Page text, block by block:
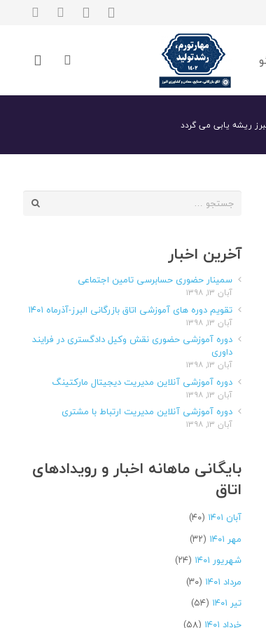
ریشه یابی می گردد
جستجو
آخرین اخبار
سمینار حضوری حسابرسی تامین اجتماعی
آبان ۱۳, ۱۳۹۸
تقویم دوره های آموزشی اتاق بازرگانی البرز-آذرماه ۱۴۰۱
آبان ۱۳, ۱۳۹۸
دوره آموزشی حضوری نقش وکیل دادگستری در فرایند
داوری
آبان ۱۳, ۱۳۹۸
دوره آموزشی آنلاین مدیریت دیجیتال مارکتینگ
آبان ۱۳, ۱۳۹۸
دوره آموزشی آنلاین مدیریت ارتباط با مشتری
آبان ۱۳, ۱۳۹۸
بایگانی ماهانه اخبار و رویدادهای
اتاق
آبان ۱۴۰۱
(۴۰)
مهر ۱۴۰۱
(۳۲)
شهریور ۱۴۰۱
(۲۴)
مرداد ۱۴۰۱
(۳۰)
تیر ۱۴۰۱
(۵۴)
خرداد ۱۴۰۱
(۵۸)